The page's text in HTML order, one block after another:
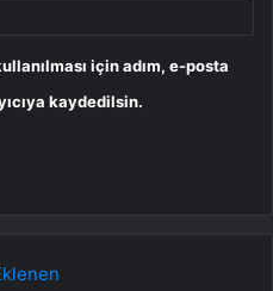
için adım, e-posta
kaydedilsin.